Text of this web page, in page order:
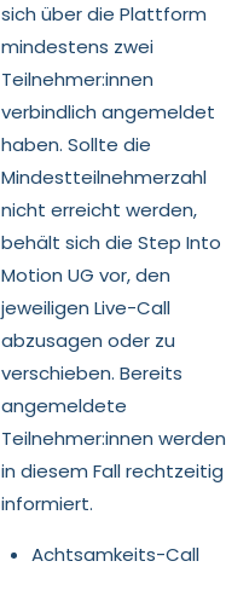
sich über die Plattform
mindestens zwei
Teilnehmer:innen
verbindlich angemeldet
haben. Sollte die
Mindestteilnehmerzahl
nicht erreicht werden,
behält sich die Step Into
Motion UG vor, den
jeweiligen Live-Call
abzusagen oder zu
verschieben. Bereits
angemeldete
Teilnehmer:innen werden
in diesem Fall rechtzeitig
informiert.
Achtsamkeits-Call